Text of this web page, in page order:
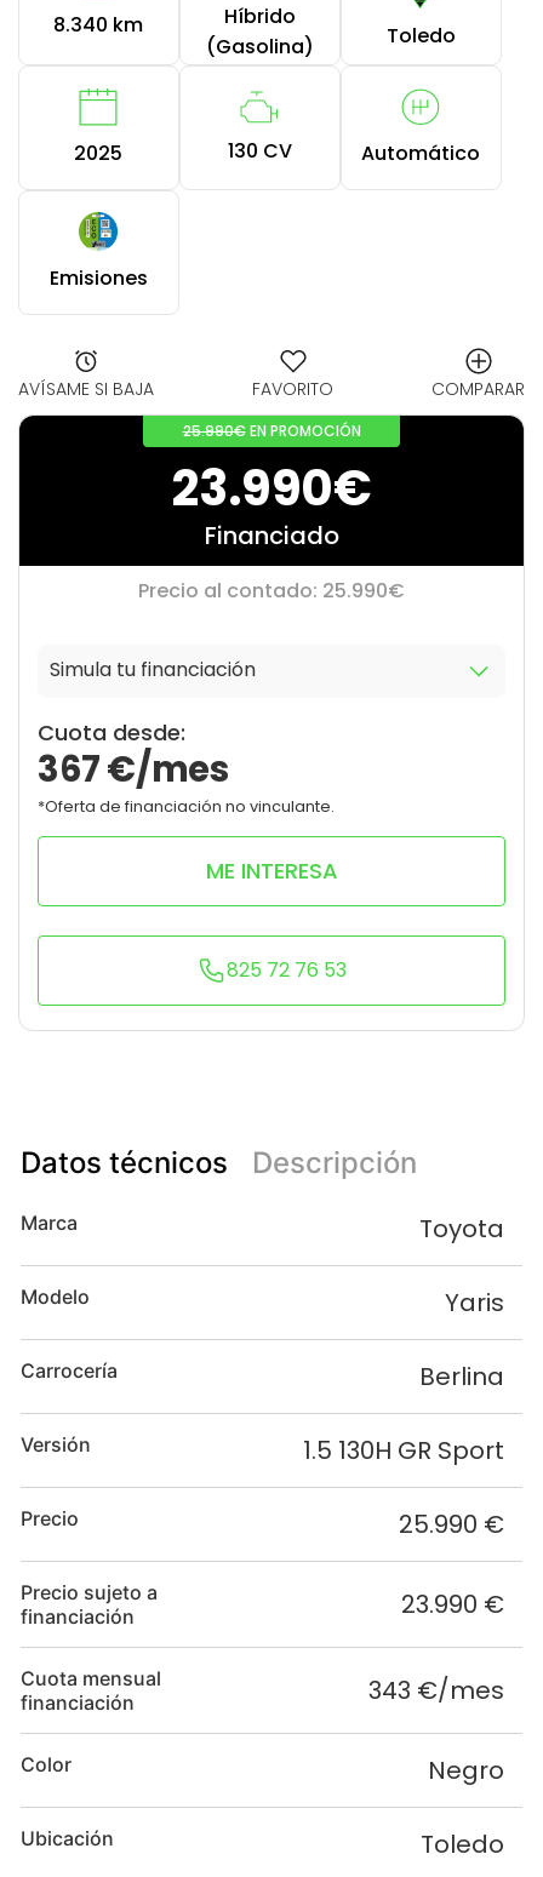
8.340 km
Híbrido
(Gasolina)
Toledo
2025 130 CV Automático
Emisiones
AVÍSAME SI BAJA FAVORITO COMPARAR
25.990€EN PROMOCIÓN
23.990€
Financiado
Precio al contado: 25.990€
Simula tu financiación
Cuota desde:
367€/mes
*Oferta de financiación no vinculante.
ME INTERESA
825 72 76 53
Datos técnicos Descripción
Marca Toyota
Modelo Yaris
Carrocería Berlina
Versión 1.5 130H GR Sport
Precio 25.990 €
Precio sujeto a
financiación
23.990 €
Cuota mensual
financiación
343 €/mes
Color Negro
Ubicación Toledo